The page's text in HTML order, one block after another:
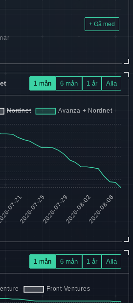
+ Gå med
1 mån 6 mån 1 år Alla
1 mån 6 mån 1 år Alla